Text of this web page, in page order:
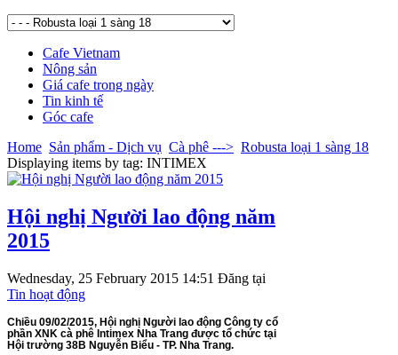
Cafe Vietnam
Nông sản
Giá cafe trong ngày
Tin kinh tế
Góc cafe
Home Sản phẩm - Dịch vụ Cà phê ---> Robusta loại 1 sàng 18
Displaying items by tag: INTIMEX
Hội nghị Người lao động năm
2015
Wednesday, 25 February 2015 14:51 Đăng tại
Tin hoạt động
Chiều 09/02/2015, Hội nghị Người lao động Công ty cổ
phần XNK cà phê Intimex Nha Trang được tổ chức tại
Hội trường 38B Nguyễn Biểu - TP. Nha Trang.